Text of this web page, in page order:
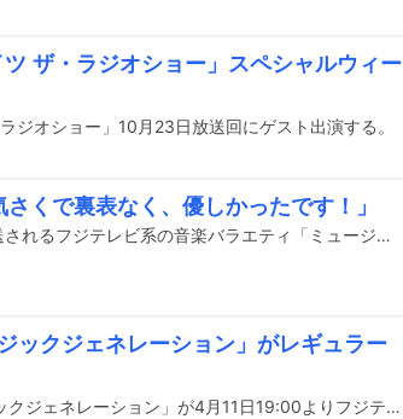
ザ・ラジオショー」スペシャルウィー
ジオショー」10月23日放送回にゲスト出演する。
くで裏表なく、優しかったです！」
篠原涼子とさまぁ～ずが、本日4月11日19:00より放送されるフジテレビ系の音楽バラエティ「ミュージックジェネレーション」で26年ぶりに共演する。
ックジェネレーション」がレギュラー
さまぁ～ずがMCを務める音楽バラエティ「ミュージックジェネレーション」が4月11日19:00よりフジテレビ系でレギュラー放送される。